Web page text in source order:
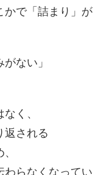
かで「詰まり」が
ない」
く、
返される
わらなくなってい